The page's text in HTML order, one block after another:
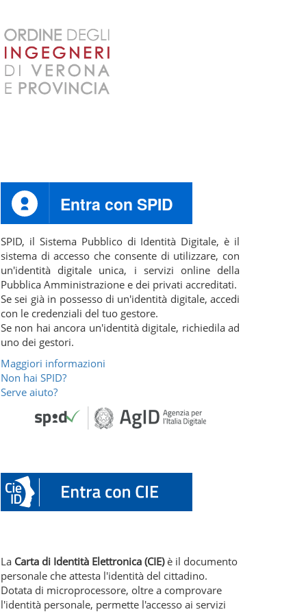
Entra con SPID
SPID, il Sistema Pubblico di Identità Digitale, è il
sistema di accesso che consente di utilizzare, con
un'identità digitale unica, i servizi online della
Pubblica Amministrazione e dei privati accreditati.
Se sei già in possesso di un'identità digitale, accedi
con le credenziali del tuo gestore.
Se non hai ancora un'identità digitale, richiedila ad
uno dei gestori.
Maggiori informazioni
Non hai SPID?
Serve aiuto?
La Carta di Identità Elettronica (CIE)è il documento
personale che attesta l'identità del cittadino.
Dotata di microprocessore, oltre a comprovare
l'identità personale, permette l'accesso ai servizi